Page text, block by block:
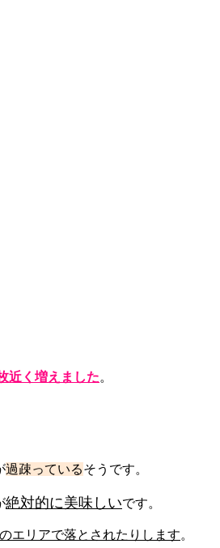
近く増えました。
過疎っているそうです。
絶対的に美味しいです。
エリアで落とされたりします。